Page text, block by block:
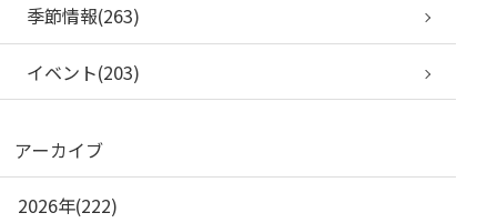
季節情報(263)
イベント(203)
アーカイブ
2026年(222)